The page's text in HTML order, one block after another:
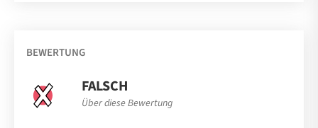
BEWERTUNG
FALSCH
Über diese Bewertung